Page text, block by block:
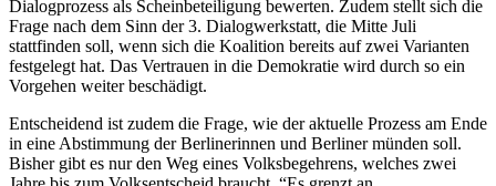
Dialogprozess als Scheinbeteiligung bewerten. Zudem stellt sich die
Frage nach dem Sinn der 3. Dialogwerkstatt, die Mitte Juli
stattfinden soll, wenn sich die Koalition bereits auf zwei Varianten
festgelegt hat. Das Vertrauen in die Demokratie wird durch so ein
Vorgehen weiter beschädigt.
Entscheidend ist zudem die Frage, wie der aktuelle Prozess am Ende
in eine Abstimmung der Berlinerinnen und Berliner münden soll.
Bisher gibt es nur den Weg eines Volksbegehrens, welches zwei